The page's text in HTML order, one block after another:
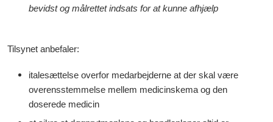
bevidst og målrettet indsats for at kunne afhjælp
Tilsynet anbefaler:
italesættelse overfor medarbejderne at der skal være
overensstemmelse mellem medicinskema og den
doserede medicin